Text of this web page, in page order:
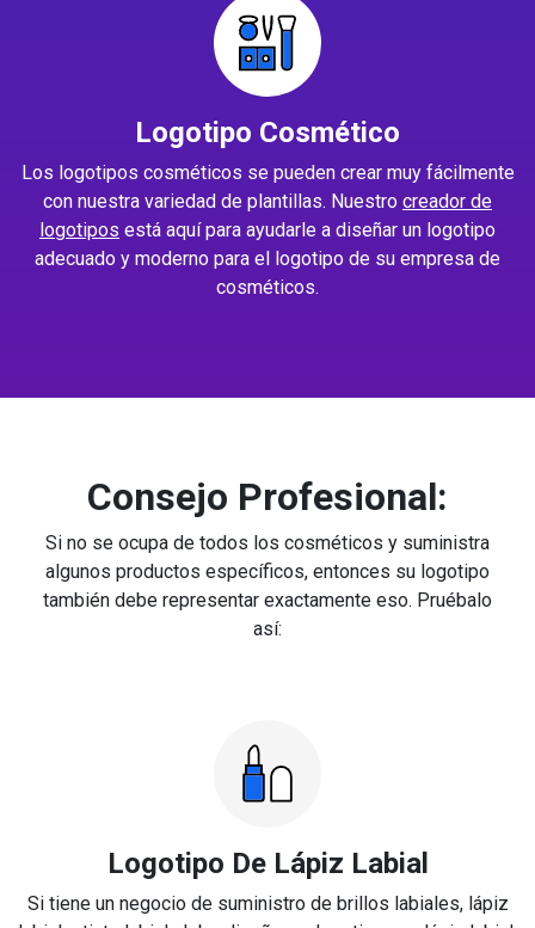
Logotipo Cosmético
Los logotipos cosméticos se pueden crear muy fácilmente
con nuestra variedad de plantillas. Nuestro creador de
logotipos está aquí para ayudarle a diseñar un logotipo
adecuado y moderno para el logotipo de su empresa de
cosméticos.
Consejo Profesional:
Si no se ocupa de todos los cosméticos y suministra
algunos productos específicos, entonces su logotipo
también debe representar exactamente eso. Pruébalo
así:
Logotipo De Lápiz Labial
Si tiene un negocio de suministro de brillos labiales, lápiz